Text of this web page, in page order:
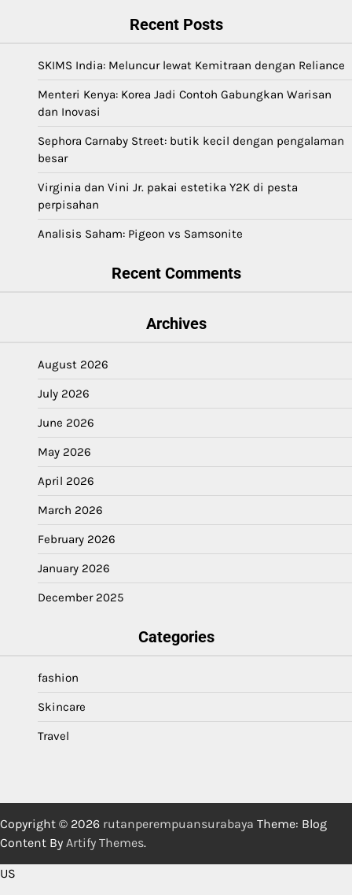
Recent Posts
SKIMS India: Meluncur lewat Kemitraan dengan Reliance
Menteri Kenya: Korea Jadi Contoh Gabungkan Warisan
dan Inovasi
Sephora Carnaby Street: butik kecil dengan pengalaman
besar
Virginia dan Vini Jr. pakai estetika Y2K di pesta
perpisahan
Analisis Saham: Pigeon vs Samsonite
Recent Comments
Archives
August 2026
July 2026
June 2026
May 2026
April 2026
March 2026
February 2026
January 2026
December 2025
Categories
fashion
Skincare
Travel
Copyright © 2026 rutanperempuansurabaya Theme: Blog
Content By Artify Themes.
US